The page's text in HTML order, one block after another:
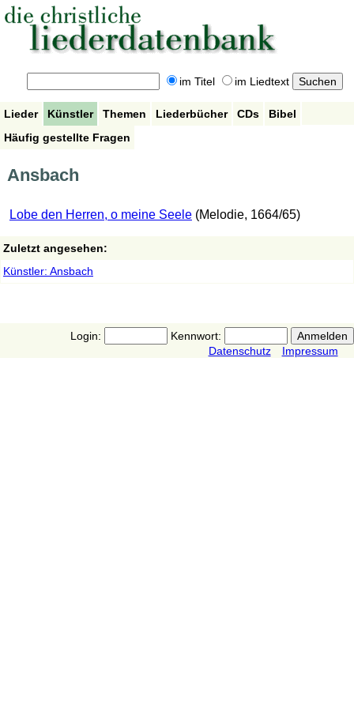
im Titel im Liedtext
Lieder Künstler Themen Liederbücher CDs
Bibel
Häufig gestellte Fragen
Ansbach
Lobe den Herren, o meine Seele (Melodie, 1664/65)
Zuletzt angesehen:
Künstler: Ansbach
Login:
Kennwort:
Datenschutz
Impressum